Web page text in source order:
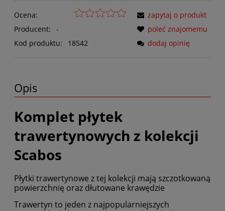
Ocena:
Producent:
-
Kod produktu:
18542
zapytaj o produkt
poleć znajomemu
dodaj opinię
Opis
Komplet płytek
trawertynowych z kolekcji
Scabos
Płytki trawertynowe z tej kolekcji mają szczotkowaną
powierzchnię oraz dłutowane krawędzie
Trawertyn to jeden z najpopularniejszych